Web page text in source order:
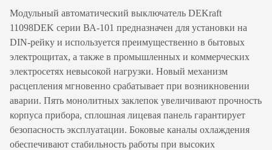
Модульный автоматический выключатель DEKraft
11098DEK серии ВА-101 предназначен для установки на
DIN-рейку и используется преимущественно в бытовых
электрощитах, а также в промышленных и коммерческих
электросетях невысокой нагрузки. Новый механизм
расцепления мгновенно срабатывает при возникновении
аварии. Пять монолитных заклепок увеличивают прочность
корпуса прибора, сплошная лицевая панель гарантирует
безопасность эксплуатации. Боковые каналы охлаждения
обеспечивают стабильность работы при высоких